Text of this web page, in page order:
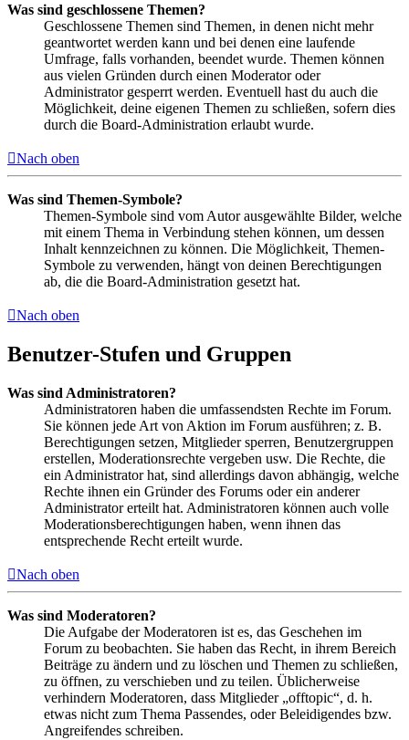
Was sind geschlossene Themen?
Geschlossene Themen sind Themen, in denen nicht mehr
geantwortet werden kann und bei denen eine laufende
Umfrage, falls vorhanden, beendet wurde. Themen können
aus vielen Gründen durch einen Moderator oder
Administrator gesperrt werden. Eventuell hast du auch die
Möglichkeit, deine eigenen Themen zu schließen, sofern dies
durch die Board-Administration erlaubt wurde.
Nach oben
Was sind Themen-Symbole?
Themen-Symbole sind vom Autor ausgewählte Bilder, welche
mit einem Thema in Verbindung stehen können, um dessen
Inhalt kennzeichnen zu können. Die Möglichkeit, Themen-
Symbole zu verwenden, hängt von deinen Berechtigungen
ab, die die Board-Administration gesetzt hat.
Nach oben
Benutzer-Stufen und Gruppen
Was sind Administratoren?
Administratoren haben die umfassendsten Rechte im Forum.
Sie können jede Art von Aktion im Forum ausführen; z. B.
Berechtigungen setzen, Mitglieder sperren, Benutzergruppen
erstellen, Moderationsrechte vergeben usw. Die Rechte, die
ein Administrator hat, sind allerdings davon abhängig, welche
Rechte ihnen ein Gründer des Forums oder ein anderer
Administrator erteilt hat. Administratoren können auch volle
Moderationsberechtigungen haben, wenn ihnen das
entsprechende Recht erteilt wurde.
Nach oben
Was sind Moderatoren?
Die Aufgabe der Moderatoren ist es, das Geschehen im
Forum zu beobachten. Sie haben das Recht, in ihrem Bereich
Beiträge zu ändern und zu löschen und Themen zu schließen,
zu öffnen, zu verschieben und zu teilen. Üblicherweise
verhindern Moderatoren, dass Mitglieder „offtopic“, d. h.
etwas nicht zum Thema Passendes, oder Beleidigendes bzw.
Angreifendes schreiben.